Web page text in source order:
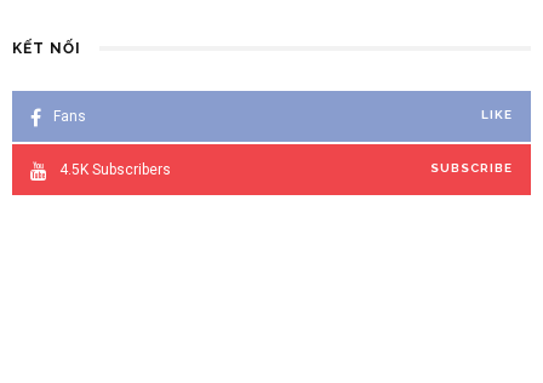
KẾT NỐI
Fans LIKE
4.5K Subscribers SUBSCRIBE